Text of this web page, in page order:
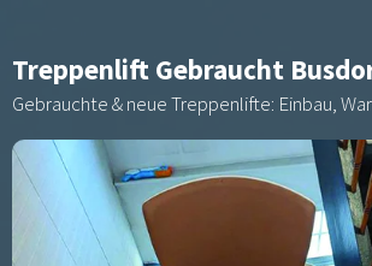
Treppenlift Gebraucht
Gebrauchte & neue Treppenlifte: Einbau,